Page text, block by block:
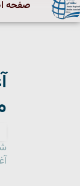
صفحه